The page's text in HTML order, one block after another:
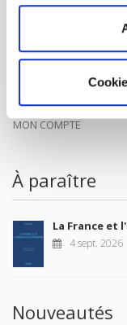
FOREIGN RIGHTS
POUR LES LIBRAIRES
MON COMPTE
À paraître
La France et
4 sept. 2026
Nouveautés